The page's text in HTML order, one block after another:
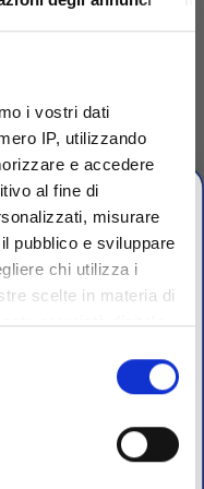
i vostri dati
IP, utilizzando
e accedere
al fine di
misurare
pubblico e sviluppare
chi utilizza i
scelte in materia di
proprietà digitale
in qualsiasi
o facendo clic
su molti dei